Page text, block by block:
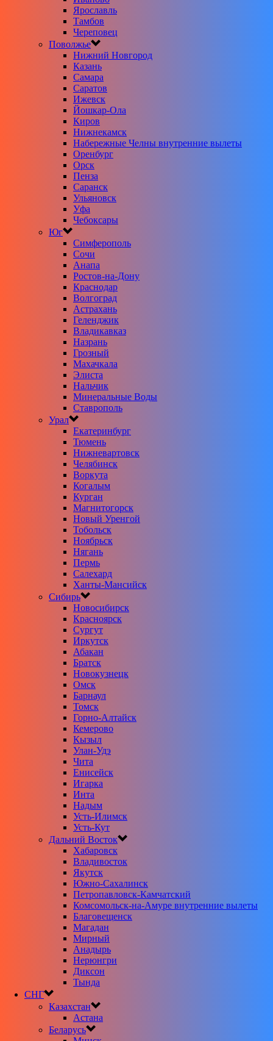
Ярославль
Тамбов
Череповец
Поволжье
Нижний Новгород
Казань
Самара
Саратов
Ижевск
Йошкар-Ола
Киров
Нижнекамск
Набережные Челны внутренние вылеты
Оренбург
Орск
Пенза
Саранск
Ульяновск
Уфа
Чебоксары
Юг
Симферополь
Сочи
Анапа
Ростов-на-Дону
Краснодар
Волгоград
Астрахань
Геленджик
Владикавказ
Назрань
Грозный
Махачкала
Элиста
Нальчик
Минеральные Воды
Ставрополь
Урал
Екатеринбург
Тюмень
Нижневартовск
Челябинск
Воркута
Когалым
Курган
Магнитогорск
Новый Уренгой
Тобольск
Ноябрьск
Нягань
Пермь
Салехард
Ханты-Мансийск
Сибирь
Новосибирск
Красноярск
Сургут
Иркутск
Абакан
Братск
Новокузнецк
Омск
Барнаул
Томск
Горно-Алтайск
Кемерово
Кызыл
Улан-Удэ
Чита
Енисейск
Игарка
Инта
Надым
Усть-Илимск
Усть-Кут
Дальний Восток
Хабаровск
Владивосток
Якутск
Южно-Сахалинск
Петропавловск-Камчатский
Комсомольск-на-Амуре внутренние вылеты
Благовещенск
Магадан
Мирный
Анадырь
Нерюнгри
Диксон
Тында
СНГ
Казахстан
Астана
Беларусь